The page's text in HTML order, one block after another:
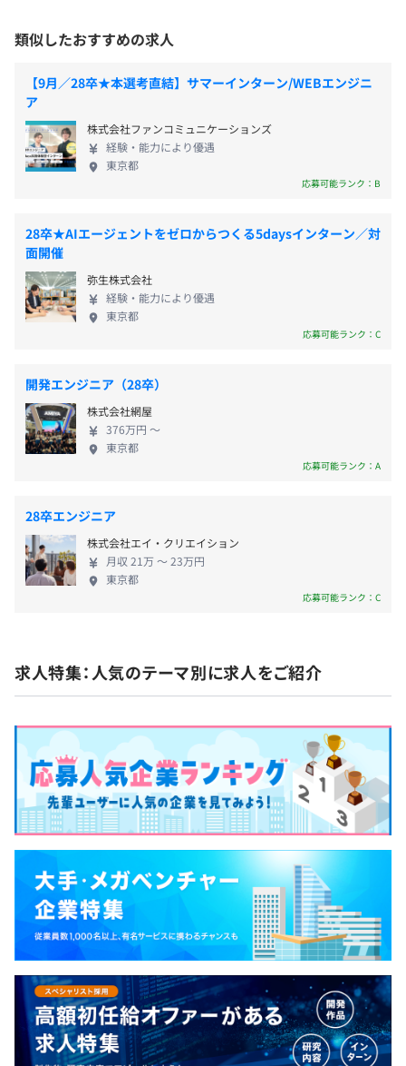
https://allabout.co.jp/
・『All About ニュース』
ネットの話題から世の中の動きまで、暮らしの中にあふれ
る「なぜ？」「どうして？」を分かりやすく伝えるAll
About発のニュースメディアです。
https://news.allabout.co.jp/
専門家やクリエイターの“おすすめ”だけ紹介！みんなの
「買ってよかった」に出会えるレコメンドサイトが「イチ
オシ」です
https://ichioshi.smt.docomo.ne.jp/about
日本語の6言語で、日本の文化や観光に関する情報を提供
すえうメディアです。
https://allabout-japan.com/en/
務フローやコミュニケーション方法を整理・標準化す
る“広告業務の生産性を高めるプラットフォーム”です。
https://www.primead.jp/
・導入研修
4月前半は採用の方と共にビジネスマナー・スキル、会社
・エンジニア研修
4月後半から6月にかけて使用言語やフレームワーク、デ
ータベースの基礎を学びます。
◆OJT
配属部署の先輩社員にフォローを受けながら、実務を通し
加えて、入社1年間はメンターもオンボーディングの支援
を行います。
気軽に会話できる時間を設け、疑問点や不安な点の解消に
努めます。
◆朝会
毎日実施している朝会で業務の進捗確認を行い、気軽に相
談できる環境を作っています。
9：30～18：30
フレックスタイム制（コアタイムなし）を適用
休憩時間：60分 ※昼食時間は業務の都合により各々の
自主性に任せています
平均残業時間：平均で20時間程度／月
・完全週休2日制（土日祝）
・年末年始休暇
・年次有給休暇（入社時に10日付与）
・夏季休暇
・慶弔休暇
・出産休暇、育児休暇（女性社員取得率100％）
・介護休暇、看護休暇、介護休業
・公傷休暇、公務休暇
・通勤手当（全額支給、上限50,000円／月）
・時間外勤務手当（月例給与に45時間分含む。割増率
25%）
・深夜勤務手当（割増率25%）
・特別手当
・組織業績連動インセンティブ
・個人業績連動インセンティブ
※査定に基づいて支給
健康保険、雇用保険、労災保険、厚生年金保険、401k総
合型企業型年金（確定拠出年金）
ないます。
・書籍購入制度
業務に関係する知識習得のために購入された書籍代金は、
会社にて支援します。
・セミナー費用補助
・社内勉強会（職種ごとの勉強会）
メンター制度の有無
あり
キャリアコンサルティング制度の有無及びその内容
なし
前年度の月平均所定外労働時間の実績
男性3人/2人
女性7人/4人
役員及び管理的地位にある者に占める女性の割合
も、ベンチャー精神を持って日々チャレンジを続け
ています。 成熟した⽇本の社会では、国や企業に頼
らず、個⼈が未来を主体的に切り開く時代になりま
した。 当社は、情報発信やプラットフォーム展開、
企業へのマーケティング⽀援を通して、個⼈の⾃⽴
を⽀援し、ひとりひとりの”不安なく、賢く、そして
自分らしく生きたい“という想いに対して、役に立ち
続けられる会社を目指して事業を推進しています。
類似したおすすめの求人
【9月／28卒★本選考直結】サマーインターン/WEBエンジニ
ア
株式会社ファンコミュニケーションズ
経験・能力により優遇
東京都
応募可能ランク：B
28卒★AIエージェントをゼロからつくる5daysインターン／対
面開催
弥生株式会社
経験・能力により優遇
東京都
応募可能ランク：C
開発エンジニア（28卒）
株式会社網屋
376万円 〜
東京都
応募可能ランク：A
28卒エンジニア
株式会社エイ・クリエイション
月収 21万 〜 23万円
東京都
応募可能ランク：C
求人特集：人気のテーマ別に求人をご紹介